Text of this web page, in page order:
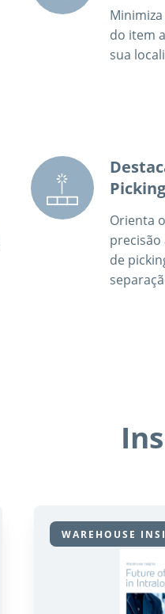
do item
sua
Picking
Orienta
precisão
de
WAREHOUSE